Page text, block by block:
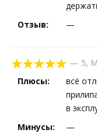
Отзыв:
—
— 5,
Плюсы:
всё
в
Минусы:
—